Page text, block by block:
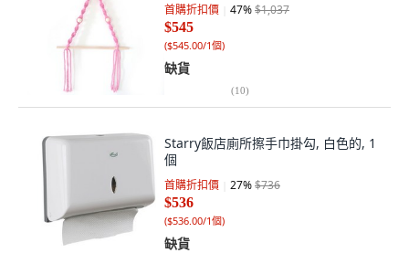
首購折扣價 47%$1,037
$545
($545.00/1個)
缺貨
(10)
Starry飯店廁所擦手巾掛勾, 白色的, 1
個
首購折扣價 27%$736
$536
($536.00/1個)
缺貨